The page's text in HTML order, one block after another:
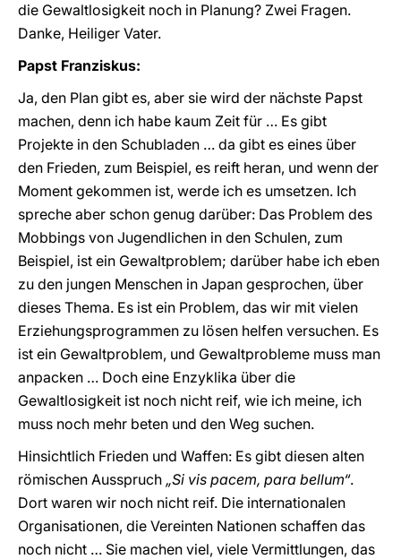
die Gewaltlosigkeit noch in Planung? Zwei Fragen.
Danke, Heiliger Vater.
Papst Franziskus:
Ja, den Plan gibt es, aber sie wird der nächste Papst
machen, denn ich habe kaum Zeit für … Es gibt
Projekte in den Schubladen … da gibt es eines über
den Frieden, zum Beispiel, es reift heran, und wenn der
Moment gekommen ist, werde ich es umsetzen. Ich
spreche aber schon genug darüber: Das Problem des
Mobbings von Jugendlichen in den Schulen, zum
Beispiel, ist ein Gewaltproblem; darüber habe ich eben
zu den jungen Menschen in Japan gesprochen, über
dieses Thema. Es ist ein Problem, das wir mit vielen
Erziehungsprogrammen zu lösen helfen versuchen. Es
ist ein Gewaltproblem, und Gewaltprobleme muss man
anpacken … Doch eine Enzyklika über die
Gewaltlosigkeit ist noch nicht reif, wie ich meine, ich
muss noch mehr beten und den Weg suchen.
Hinsichtlich Frieden und Waffen: Es gibt diesen alten
römischen Ausspruch „Si vis pacem, para bellum“.
Dort waren wir noch nicht reif. Die internationalen
Organisationen, die Vereinten Nationen schaffen das
noch nicht … Sie machen viel, viele Vermittlungen, das